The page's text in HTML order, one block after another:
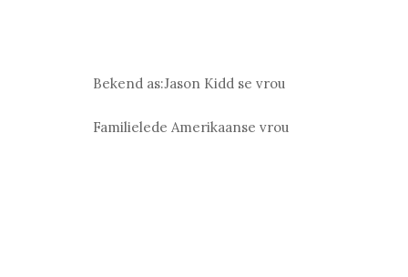
Bekend as:Jason Kidd se vrou
Familielede Amerikaanse vrou